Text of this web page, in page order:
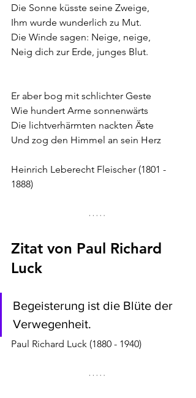
Die Sonne küsste seine Zweige,
Ihm wurde wunderlich zu Mut.
Die Winde sagen: Neige, neige,
Neig dich zur Erde, junges Blut.
Er aber bog mit schlichter Geste
Wie hundert Arme sonnenwärts
Die lichtverhärmten nackten Äste
Und zog den Himmel an sein Herz
Heinrich Leberecht Fleischer (1801 -
1888)
Zitat von Paul Richard
Luck
Begeisterung ist die Blüte der
Verwegenheit.
Paul Richard Luck (1880 - 1940)